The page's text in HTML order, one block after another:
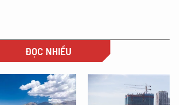
ĐỌC NHIỀU